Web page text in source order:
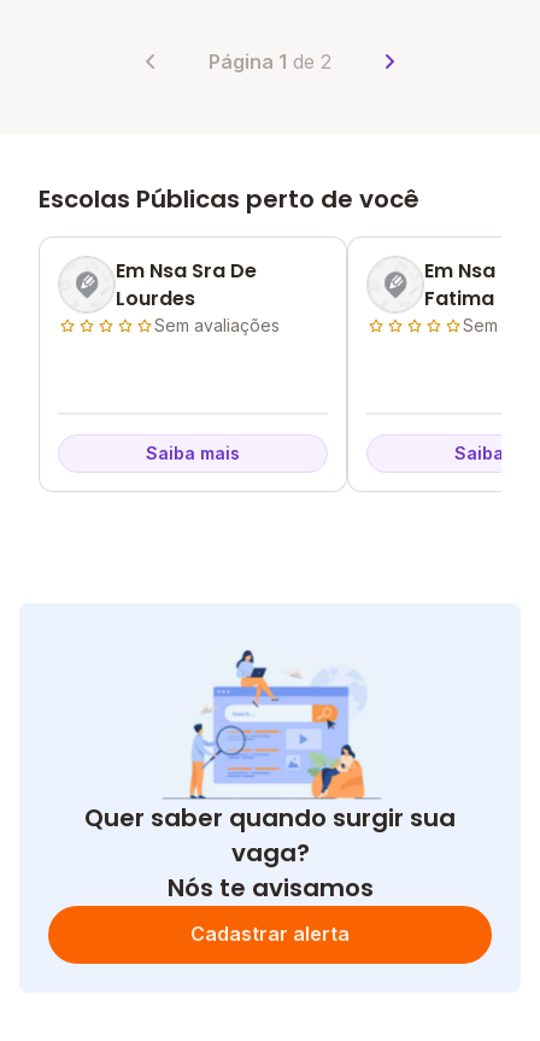
Página 1 de 2
Escolas Públicas perto de você
Em Nsa Sra De
Lourdes
Sem avaliações
Saiba mais
Em Nsa Sra
Fatima
Sem
Saiba
Quer saber quando surgir sua
vaga?
Nós te avisamos
Cadastrar alerta